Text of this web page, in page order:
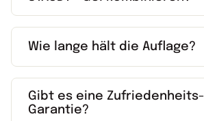
Wie lange hält die Auflage?
Gibt es eine Zufriedenheits-
Garantie?